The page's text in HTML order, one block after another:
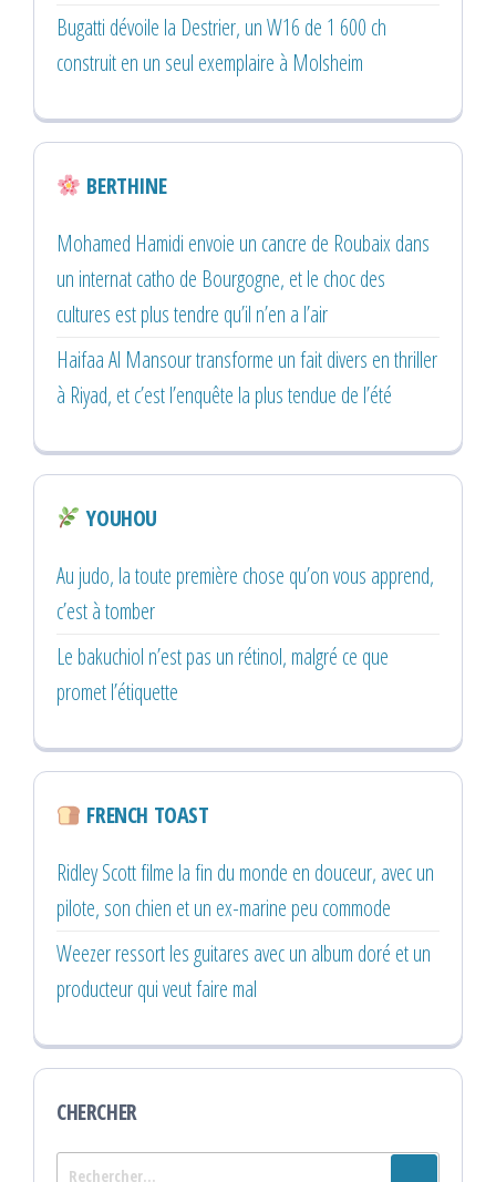
Bugatti dévoile la Destrier, un W16 de 1 600 ch
construit en un seul exemplaire à Molsheim
BERTHINE
Mohamed Hamidi envoie un cancre de Roubaix dans
un internat catho de Bourgogne, et le choc des
cultures est plus tendre qu’il n’en a l’air
Haifaa Al Mansour transforme un fait divers en thriller
à Riyad, et c’est l’enquête la plus tendue de l’été
YOUHOU
Au judo, la toute première chose qu’on vous apprend,
c’est à tomber
Le bakuchiol n’est pas un rétinol, malgré ce que
promet l’étiquette
FRENCH TOAST
Ridley Scott filme la fin du monde en douceur, avec un
pilote, son chien et un ex-marine peu commode
Weezer ressort les guitares avec un album doré et un
producteur qui veut faire mal
CHERCHER
Rechercher :